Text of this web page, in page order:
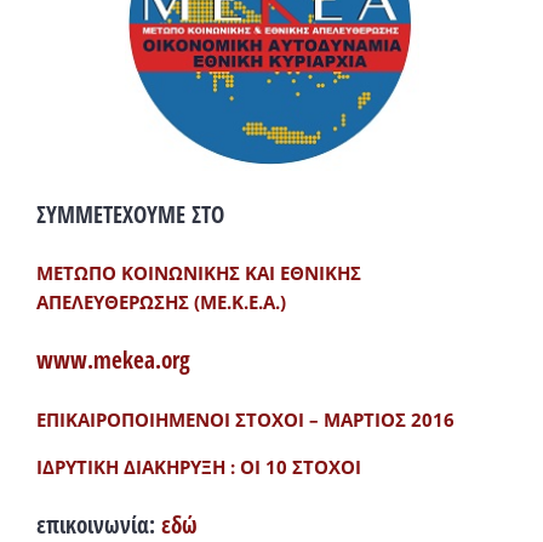
ΣΥΜΜΕΤΕΧΟΥΜΕ ΣΤΟ
ΜΕΤΩΠΟ ΚΟΙΝΩΝΙΚΗΣ ΚΑΙ ΕΘΝΙΚΗΣ
ΑΠΕΛΕΥΘΕΡΩΣΗΣ (ΜΕ.Κ.Ε.Α.)
www.mekea.org
ΕΠΙΚΑΙΡΟΠΟΙΗΜΕΝΟΙ ΣΤΟΧΟΙ – ΜΑΡΤΙΟΣ 2016
ΙΔΡΥΤΙΚΗ ΔΙΑΚΗΡΥΞΗ : ΟΙ 10 ΣΤΟΧΟΙ
επικοινωνία: εδώ